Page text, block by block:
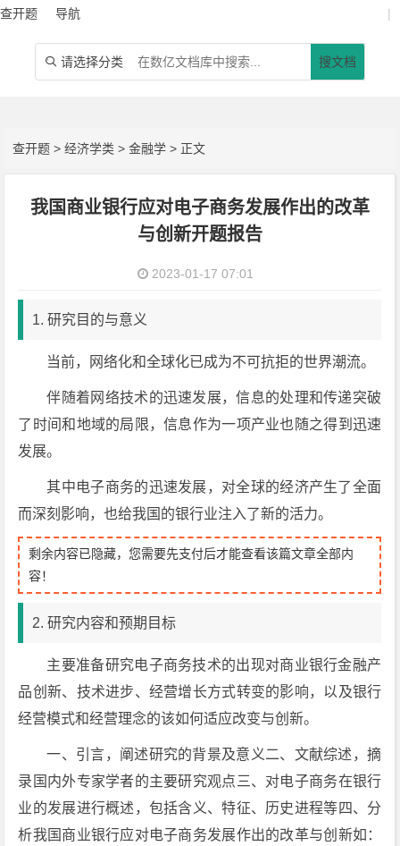
查开题 导航 |
 请选择分类 搜文档
查开题 >经济学类 >金融学 > 正文
我国商业银行应对电子商务发展作出的改革
与创新开题报告
2023-01-17 07:01
1. 研究目的与意义
当前，网络化和全球化已成为不可抗拒的世界潮流。
伴随着网络技术的迅速发展，信息的处理和传递突破
了时间和地域的局限，信息作为一项产业也随之得到迅速
发展。
其中电子商务的迅速发展，对全球的经济产生了全面
而深刻影响，也给我国的银行业注入了新的活力。
剩余内容已隐藏，您需要先支付后才能查看该篇文章全部内
容！
2. 研究内容和预期目标
主要准备研究电子商务技术的出现对商业银行金融产
品创新、技术进步、经营增长方式转变的影响，以及银行
经营模式和经营理念的该如何适应改变与创新。
一、引言，阐述研究的背景及意义二、文献综述，摘
录国内外专家学者的主要研究观点三、对电子商务在银行
业的发展进行概述，包括含义、特征、历史进程等四、分
析我国商业银行应对电子商务发展作出的改革与创新如：